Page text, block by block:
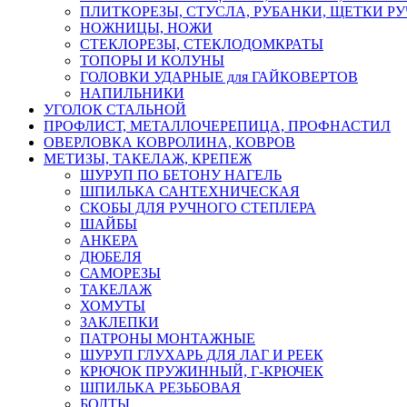
ПЛИТКОРЕЗЫ, СТУСЛА, РУБАНКИ, ЩЕТКИ
НОЖНИЦЫ, НОЖИ
СТЕКЛОРЕЗЫ, СТЕКЛОДОМКРАТЫ
ТОПОРЫ И КОЛУНЫ
ГОЛОВКИ УДАРНЫЕ для ГАЙКОВЕРТОВ
НАПИЛЬНИКИ
УГОЛОК СТАЛЬНОЙ
ПРОФЛИСТ, МЕТАЛЛОЧЕРЕПИЦА, ПРОФНАСТИЛ
ОВЕРЛОВКА КОВРОЛИНА, КОВРОВ
МЕТИЗЫ, ТАКЕЛАЖ, КРЕПЕЖ
ШУРУП ПО БЕТОНУ НАГЕЛЬ
ШПИЛЬКА САНТЕХНИЧЕСКАЯ
СКОБЫ ДЛЯ РУЧНОГО СТЕПЛЕРА
ШАЙБЫ
АНКЕРА
ДЮБЕЛЯ
САМОРЕЗЫ
ТАКЕЛАЖ
ХОМУТЫ
ЗАКЛЕПКИ
ПАТРОНЫ МОНТАЖНЫЕ
ШУРУП ГЛУХАРЬ ДЛЯ ЛАГ И РЕЕК
КРЮЧОК ПРУЖИННЫЙ, Г-КРЮЧЕК
ШПИЛЬКА РЕЗЬБОВАЯ
БОЛТЫ